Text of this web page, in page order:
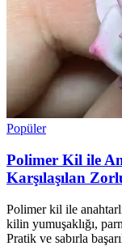
Popüler
Polimer Kil ile
Karşılaşılan
Polimer kil ile
kilin yumuşaklığı,
Pratik ve sabırla